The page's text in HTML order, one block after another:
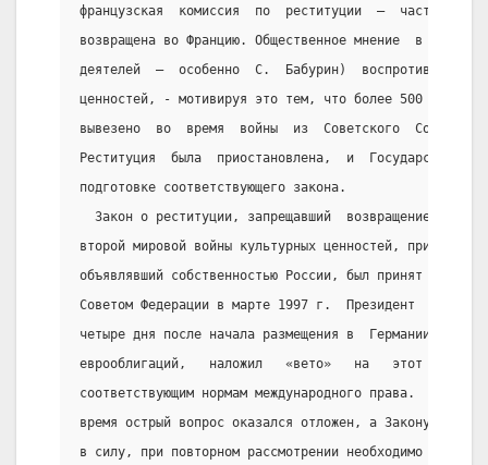
французская  комиссия  по  реституции  —  часть
возвращена во Францию. Общественное мнение  в
деятелей  —  особенно  С.  Бабурин)  воспротивилось
ценностей, - мотивируя это тем, что более 500 тыс.
вывезено  во  время  войны  из  Советского  Союза  и
Реституция  была  приостановлена,  и
подготовке соответствующего закона.
Закон о реституции, запрещавший  возвращение
второй мировой войны культурных ценностей,
объявлявший собственностью России, был принят
Советом Федерации в марте 1997 г.  Президент  Б.
четыре дня после начала размещения в  Германии
еврооблигаций,   наложил   «вето»   на   этот
соответствующим нормам международного права.  Таким
время острый вопрос оказался отложен, а Закону о
в силу, при повторном рассмотрении необходимо